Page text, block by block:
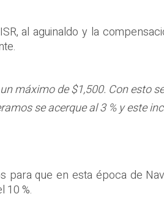
al aguinaldo y la
máximo de $1,500. Con esto
se acerque al 3 % y este
para que en esta época de
10 %.